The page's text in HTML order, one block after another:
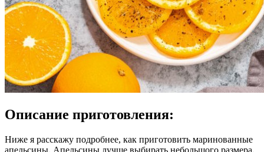
Описание приготовления:
Ниже я расскажу подробнее, как приготовить маринованные
апельсины. Апельсины лучше выбирать небольшого размера,